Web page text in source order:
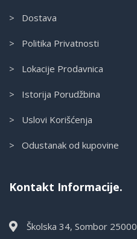
> Dostava
> Politika Privatnosti
> Lokacije Prodavnica
> Istorija Porudžbina
> Uslovi Korišćenja
> Odustanak od kupovine
Kontakt Informacije.
Školska 34, Sombor 25000